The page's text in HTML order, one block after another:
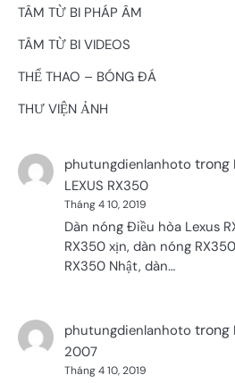
TÂM TỪ BI PHÁP ÂM
TÂM TỪ BI VIDEOS
THỂ THAO – BÓNG ĐÁ
THƯ VIỆN ẢNH
phutungdienlanhoto trong
LEXUS RX350
Tháng 4 10, 2019
Dàn nóng Điều hòa Lexus
RX350 xịn, dàn nóng
RX350 Nhật, dàn…
phutungdienlanhoto trong
2007
Tháng 4 10, 2019